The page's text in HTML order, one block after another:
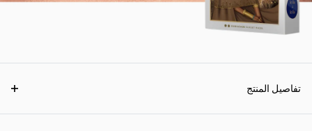
تفاصيل المنتج